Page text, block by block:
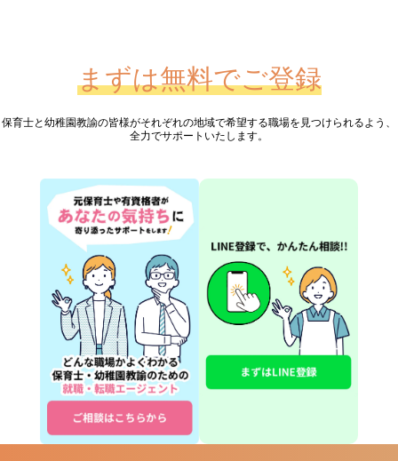
まずは無料でご登録
保育士と幼稚園教諭の皆様がそれぞれの地域で希望する職場を見つけられるよう、
全力でサポートいたします。